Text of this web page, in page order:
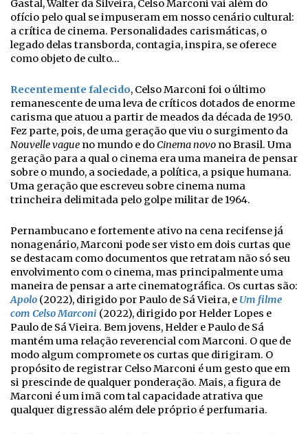
Gastal, Walter da Silveira, Celso Marconi vai além do
ofício pelo qual se impuseram em nosso cenário cultural:
a crítica de cinema. Personalidades carismáticas, o
legado delas transborda, contagia, inspira, se oferece
como objeto de culto…
Recentemente falecido, Celso Marconi foi o último
remanescente de uma leva de críticos dotados de enorme
carisma que atuou a partir de meados da década de 1950.
Fez parte, pois, de uma geração que viu o surgimento da
Nouvelle vague no mundo e doCinema novo no Brasil. Uma
geração para a qual o cinema era uma maneira de pensar
sobre o mundo, a sociedade, a política, a psique humana.
Uma geração que escreveu sobre cinema numa
trincheira delimitada pelo golpe militar de 1964.
Pernambucano e fortemente ativo na cena recifense já
nonagenário, Marconi pode ser visto em dois curtas que
se destacam como documentos que retratam não só seu
envolvimento com o cinema, mas principalmente uma
maneira de pensar a arte cinematográfica. Os curtas são:
Apolo (2022), dirigido por Paulo de Sá Vieira, e Um filme
com Celso Marconi (2022), dirigido por Helder Lopes e
Paulo de Sá Vieira. Bem jovens, Helder e Paulo de Sá
mantém uma relação reverencial com Marconi. O que de
modo algum compromete os curtas que dirigiram. O
propósito de registrar Celso Marconi é um gesto que em
si prescinde de qualquer ponderação. Mais, a figura de
Marconi é um imã com tal capacidade atrativa que
qualquer digressão além dele próprio é perfumaria.